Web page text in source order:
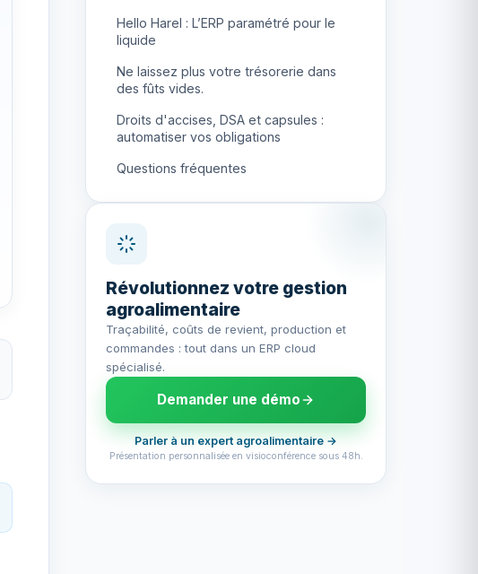
Hello Harel : L’ERP paramétré pour le
liquide
Ne laissez plus votre trésorerie dans
des fûts vides.
Droits d'accises, DSA et capsules :
automatiser vos obligations
Questions fréquentes
Révolutionnez votre gestion
agroalimentaire
Traçabilité, coûts de revient, production et
commandes : tout dans un ERP cloud
spécialisé.
Demander une démo
Parler à un expert agroalimentaire →
Présentation personnalisée en visioconférence sous 48h.